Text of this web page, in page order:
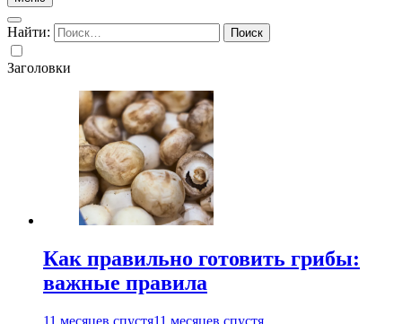
Найти:
Заголовки
Как правильно готовить грибы:
важные правила
11 месяцев спустя11 месяцев спустя